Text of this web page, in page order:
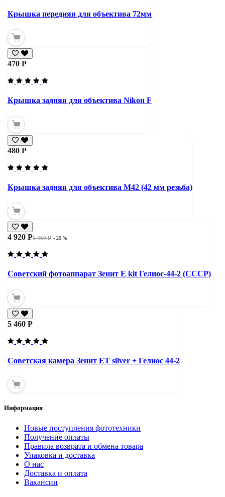
Крышка передняя для объектива 72мм
470 Р
Крышка задняя для объектива Nikon F
480 Р
Крышка задняя для объектива М42 (42 мм резьба)
5 460 Р
4 920 Р - 20 %
Советский фотоаппарат Зенит Е kit Гелиос-44-2 (СССР)
5 460 Р
Советская камера Зенит ЕТ silver + Гелиос 44-2
Информация
Новые поступления фототехники
Получение оплаты
Правила возврата и обмена товара
Упаковка и доставка
О нас
Доставка и оплата
Вакансии